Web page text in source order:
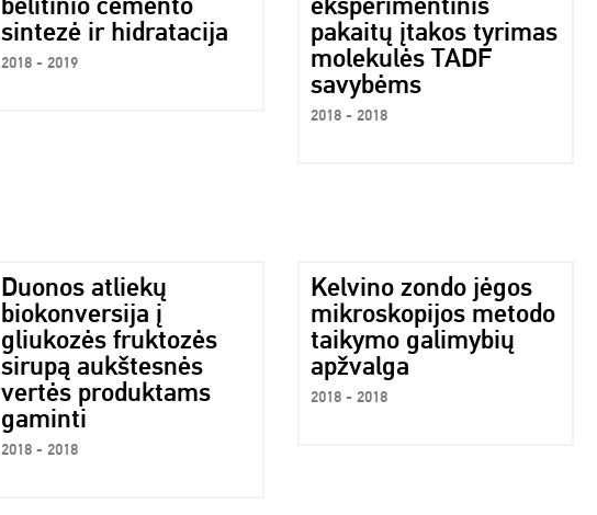
sintezė ir hidratacija
2018 - 2019
pakaitų įtakos tyrimas
molekulės TADF
savybėms
2018 - 2018
Duonos atliekų
biokonversija į
gliukozės fruktozės
sirupą aukštesnės
vertės produktams
gaminti
2018 - 2018
Kelvino zondo jėgos
mikroskopijos metodo
taikymo galimybių
apžvalga
2018 - 2018